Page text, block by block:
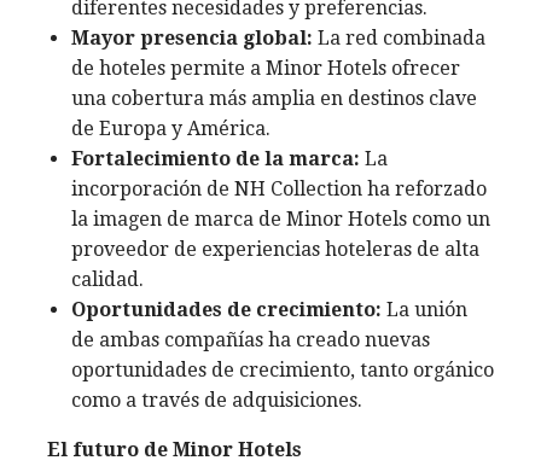
diferentes necesidades y preferencias.
Mayor presencia global: La red combinada
de hoteles permite a Minor Hotels ofrecer
una cobertura más amplia en destinos clave
de Europa y América.
Fortalecimiento de la marca: La
incorporación de NH Collection ha reforzado
la imagen de marca de Minor Hotels como un
proveedor de experiencias hoteleras de alta
calidad.
Oportunidades de crecimiento: La unión
de ambas compañías ha creado nuevas
oportunidades de crecimiento, tanto orgánico
como a través de adquisiciones.
El futuro de Minor Hotels